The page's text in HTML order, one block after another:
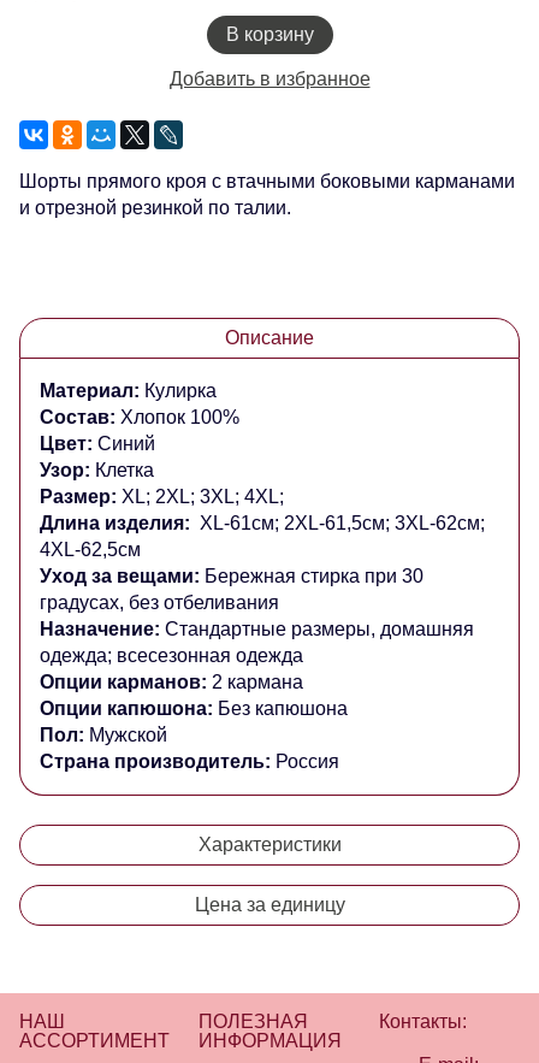
В корзину
Добавить в избранное
Шорты прямого кроя с втачными боковыми карманами
и отрезной резинкой по талии.
Описание
Материал: Кулирка
Состав: Хлопок 100%
Цвет: Синий
Узор: Клетка
Размер: XL; 2XL; 3XL; 4XL;
Длина изделия: XL-61см; 2XL-61,5см; 3XL-62см;
4XL-62,5см
Уход за вещами: Бережная стирка при 30
градусах, без отбеливания
Назначение: Стандартные размеры, домашняя
одежда; всесезонная одежда
Опции карманов: 2 кармана
Опции капюшона: Без капюшона
Пол: Мужской
Страна производитель: Россия
Характеристики
Цена за единицу
НАШ
АССОРТИМЕНТ
ПОЛЕЗНАЯ
ИНФОРМАЦИЯ
Контакты: